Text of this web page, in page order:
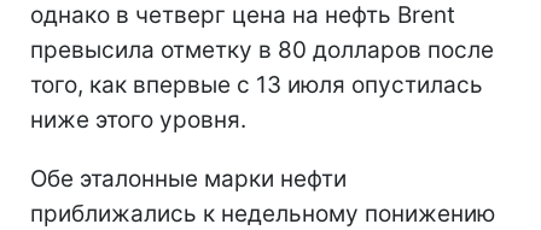
однако в четверг цена на нефть Brent
превысила отметку в 80 долларов после
того, как впервые с 13 июля опустилась
ниже этого уровня.
Обе эталонные марки нефти
приближались к недельному понижению